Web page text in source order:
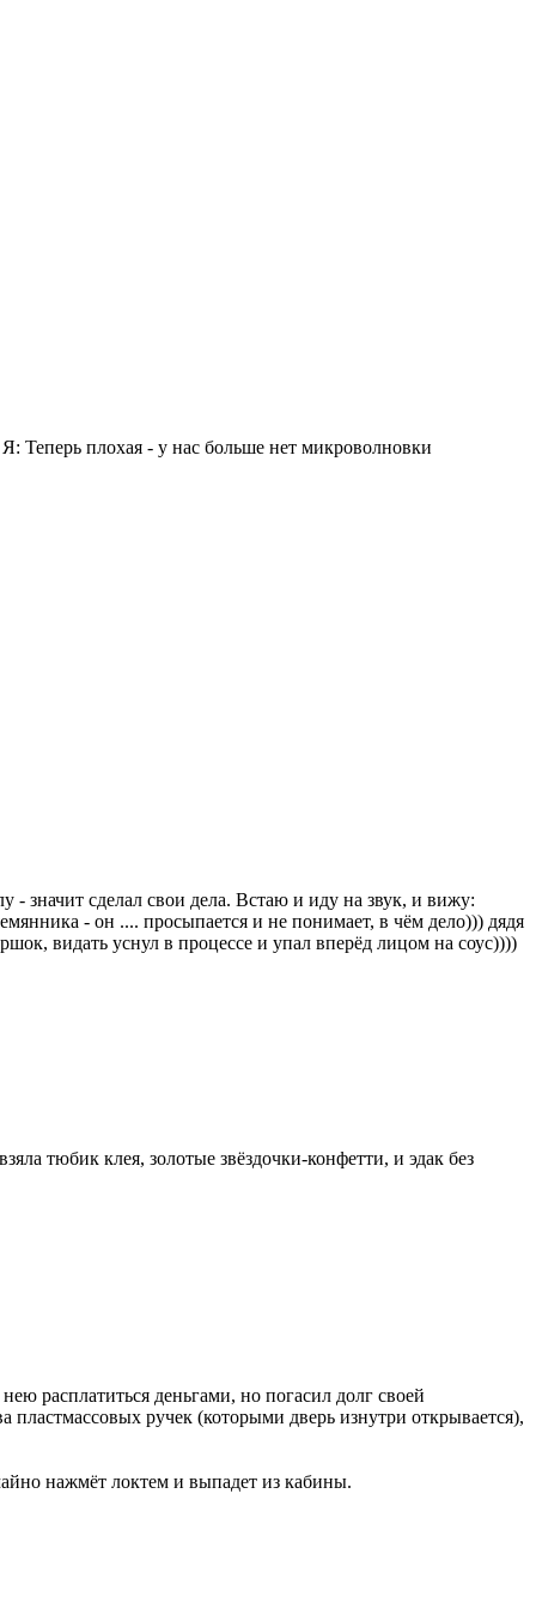
Теперь плохая - у нас больше нет микроволновки
значит сделал свои дела. Встаю и иду на звук, и вижу:
- он .... просыпается и не понимает, в чём дело))) дядя
видать уснул в процессе и упал вперёд лицом на соус))))
тюбик клея, золотые звёздочки-конфетти, и эдак без
расплатиться деньгами, но погасил долг своей
ручек (которыми дверь изнутри открывается),
нажмёт локтем и выпадет из кабины.